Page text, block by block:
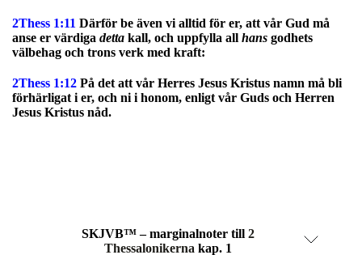
2Thess 1:11 Därför be även vi alltid för er, att vår Gud må
anse er värdiga detta kall, och uppfylla all hans godhets
välbehag och trons verk med kraft:
2Thess 1:12 På det att vår Herres Jesus Kristus namn må bli
förhärligat i er, och ni i honom, enligt vår Guds och Herren
Jesus Kristus nåd.
SKJVB™ – marginalnoter till 2
Thessalonikerna kap. 1